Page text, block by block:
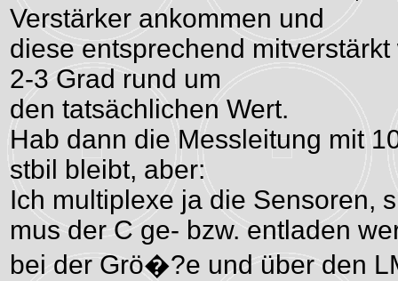
Verstärker ankommen und
diese entsprechend
2-3 Grad rund um
den tatsächlichen Wert.
Hab dann die Messleitung mit
stbil bleibt, aber:
Ich multiplexe ja die Sensoren,
mus der C ge- bzw. entladen
bei der Grö�?e und über den